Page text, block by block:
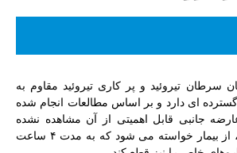
سرطان تیروئید و پر کاری تیروئید مقاوم به
گسترده ای دارد و بر اساس مطالعات انجام شده
عارضه جانبی قابل اهمیتی از آن مشاهده نشده
است. قبل از تجویز ید، از بیمار خواسته می شود که به مدت ۴ ساعت